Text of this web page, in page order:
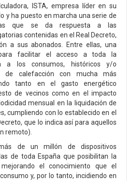
ISTA, empresa líder en su
y ha puesto en marcha una serie de
que se da respuesta a las
contenidas en el Real Decreto,
a sus abonados. Entre ellas, una
facilitar el acceso a toda la
a los consumos, históricos y/o
de calefacción con mucha más
tanto en el gasto energético
de vecinos como en el impacto
mensual en la liquidación de
cumpliendo con lo establecido en el
que lo indica así para aquellos
remoto).
de un millón de dispositivos
de toda España que posibilitan la
el conocimiento que el
y, por lo tanto, incidiendo en